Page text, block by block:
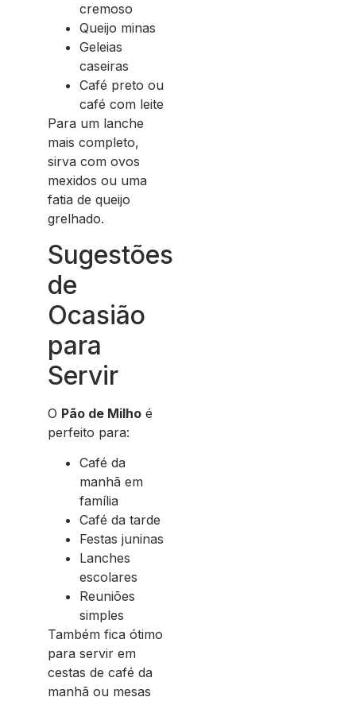
cremoso
Queijo minas
Geleias
caseiras
Café preto ou
café com leite
Para um lanche
mais completo,
sirva com ovos
mexidos ou uma
fatia de queijo
grelhado.
Sugestões
de
Ocasião
para
Servir
O Pão de Milho é
perfeito para:
Café da
manhã em
família
Café da tarde
Festas juninas
Lanches
escolares
Reuniões
simples
Também fica ótimo
para servir em
cestas de café da
manhã ou mesas